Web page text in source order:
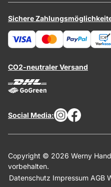
Sichere
CO2-neutraler Versand
Social Media:
Copyright © 2026 Werny
vorbehalten.
Datenschutz Impressum AGB